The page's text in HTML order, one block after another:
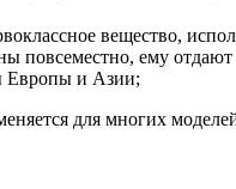
вещество,
повсеместно, ему
Европы и Азии;
для многих